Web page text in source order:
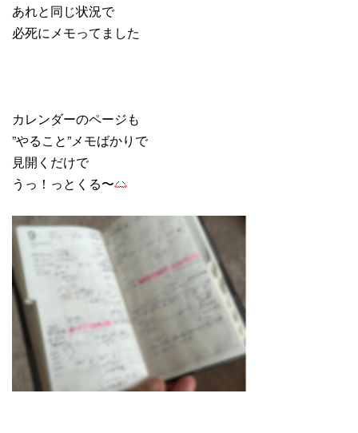
あれと同じ状況で
必死にメモってました
カレンダーのページも
”やること”メモばかりで
見開くだけで
うっ！っとくる〜